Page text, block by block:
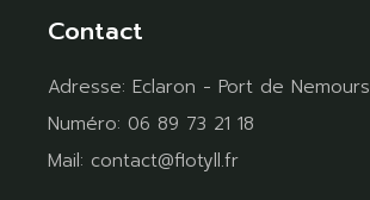
Contact
Adresse:Eclaron - Port de Nemours
Numéro:06 89 73 21 18
Mail: contact@flotyll.fr